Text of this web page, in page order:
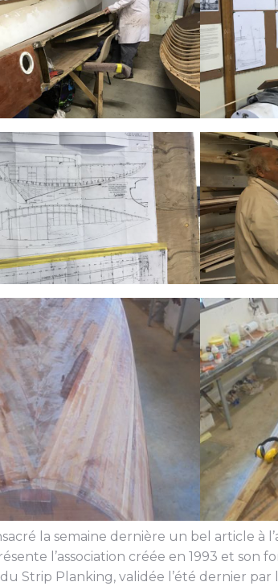
la semaine dernière un bel article à
l’association créée en 1993 et
Strip Planking, validée l’été dernier par